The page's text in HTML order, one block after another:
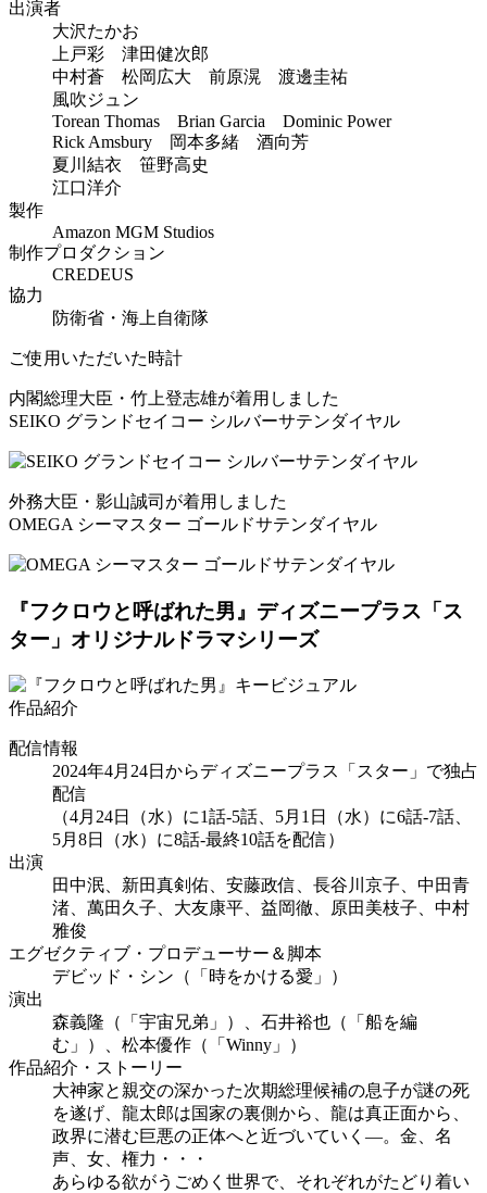
出演者
大沢たかお
上戸彩 津田健次郎
中村蒼 松岡広大 前原滉 渡邊圭祐
風吹ジュン
Torean Thomas Brian Garcia Dominic Power
Rick Amsbury 岡本多緒 酒向芳
夏川結衣 笹野高史
江口洋介
製作
Amazon MGM Studios
制作プロダクション
CREDEUS
協力
防衛省・海上自衛隊
ご使用いただいた時計
内閣総理大臣・竹上登志雄が着用しました
SEIKO グランドセイコー シルバーサテンダイヤル
外務大臣・影山誠司が着用しました
OMEGA シーマスター ゴールドサテンダイヤル
『フクロウと呼ばれた男』 ディズニープラス「ス
ター」オリジナルドラマシリーズ
作品紹介
配信情報
2024年4月24日からディズニープラス「スター」で独占
配信
（4月24日（水）に1話-5話、5月1日（水）に6話-7話、
5月8日（水）に8話-最終10話を配信）
出演
田中泯、新田真剣佑、安藤政信、長谷川京子、中田青
渚、萬田久子、大友康平、益岡徹、原田美枝子、中村
雅俊
エグゼクティブ・プロデューサー＆脚本
デビッド・シン（「時をかける愛」）
演出
森義隆（「宇宙兄弟」）、石井裕也（「船を編
む」）、松本優作（「Winny」）
作品紹介・ストーリー
大神家と親交の深かった次期総理候補の息子が謎の死
を遂げ、龍太郎は国家の裏側から、龍は真正面から、
政界に潜む巨悪の正体へと近づいていく―。金、名
声、女、権力・・・
あらゆる欲がうごめく世界で、それぞれがたどり着い